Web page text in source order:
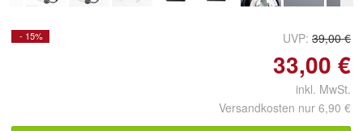
- 15% UVP: 39,00 €
33,00 €
inkl. MwSt.
Versandkosten nur 6,90 €